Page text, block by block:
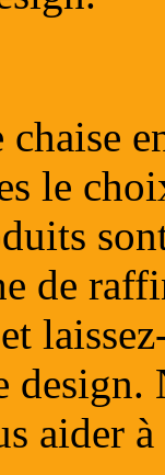
le
de
design.
aider